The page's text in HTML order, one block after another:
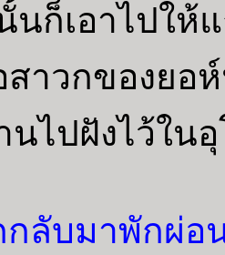
นก็เอาไปให้
สาวกของยอ
ไปฝังไว้ใน
กลับมาพักผ่อ